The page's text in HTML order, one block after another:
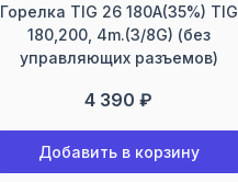
Горелка TIG 26 180A(35%) TIG
180,200, 4m.(3/8G) (без
управляющих разъемов)
4 390 ₽
Добавить в корзину